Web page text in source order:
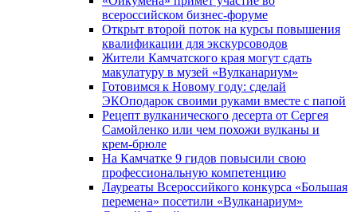
всероссийском бизнес-форуме
Открыт второй поток на курсы повышения
квалификации для экскурсоводов
Жители Камчатского края могут сдать
макулатуру в музей «Вулканариум»
Готовимся к Новому году: сделай
ЭКОподарок своими руками вместе с папой
Рецепт вулканического десерта от Сергея
Самойленко или чем похожи вулканы и
крем-брюле
На Камчатке 9 гидов повысили свою
профессиональную компетенцию
Лауреаты Всероссийкого конкурса «Большая
перемена» посетили «Вулканариум»